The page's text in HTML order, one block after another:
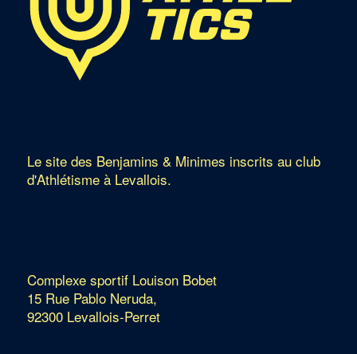
Le site des Benjamins & Minimes inscrits au club
d'Athlétisme à Levallois.
Complexe sportif Louison Bobet
15 Rue Pablo Neruda,
92300 Levallois-Perret